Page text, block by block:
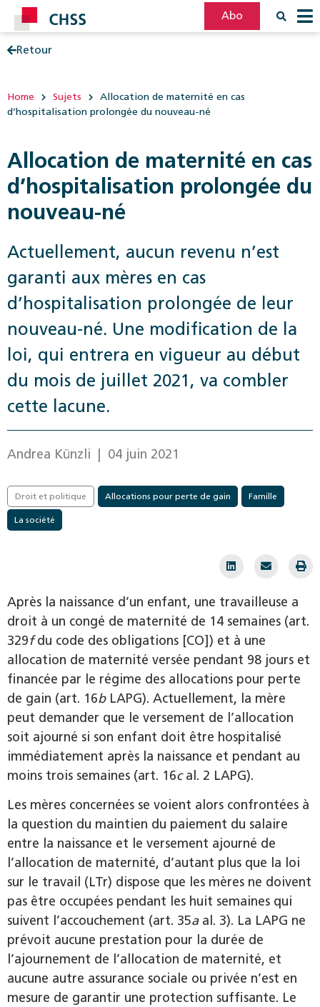
Abo
Retour
Home Sujets
Allocation de maternité en cas
d’hospitalisation prolongée du nouveau-né
Allocation de maternité en cas
d’hospitalisation prolongée du
nouveau-né
Actuellement, aucun revenu n’est
garanti aux mères en cas
d’hospitalisation prolongée de leur
nouveau-né. Une modification de la
loi, qui entrera en vigueur au début
du mois de juillet 2021, va combler
cette lacune.
Andrea Künzli | 04 juin 2021
Droit et politique Allocations pour perte de gain Famille
La société
Après la naissance d’un enfant, une travailleuse a
droit à un congé de maternité de 14 semaines (art.
329fdu code des obligations [CO]) et à une
allocation de maternité versée pendant 98 jours et
financée par le régime des allocations pour perte
de gain (art. 16bLAPG). Actuellement, la mère
peut demander que le versement de l’allocation
soit ajourné si son enfant doit être hospitalisé
immédiatement après la naissance et pendant au
moins trois semaines (art. 16cal. 2 LAPG).
Les mères concernées se voient alors confrontées à
la question du maintien du paiement du salaire
entre la naissance et le versement ajourné de
l’allocation de maternité, d’autant plus que la loi
sur le travail (LTr) dispose que les mères ne doivent
pas être occupées pendant les huit semaines qui
suivent l’accouchement (art. 35a al. 3). La LAPG ne
prévoit aucune prestation pour la durée de
l’ajournement de l’allocation de maternité, et
aucune autre assurance sociale ou privée n’est en
mesure de garantir une protection suffisante. Le